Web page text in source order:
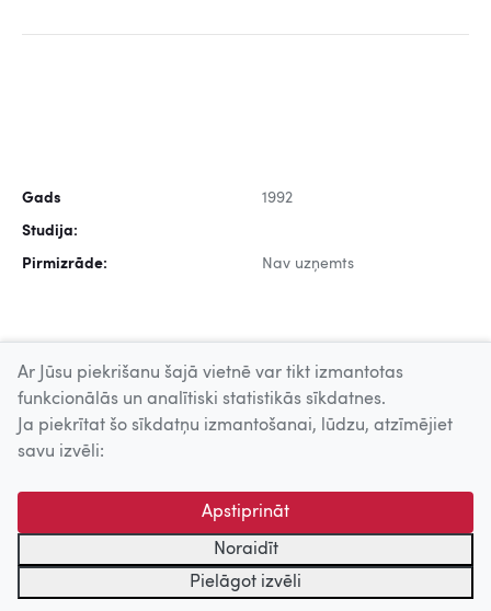
Gads 1992
Studija:
Pirmizrāde: Nav uzņemts
Uz augšu
© 2026 Nacionālais Kino centrs, Kultūras informācijas sistēmu
centrs. Sadarbības partneris: Latvijas Valsts
kinofotofonodokumentu arhīvs.
Ar Jūsu piekrišanu šajā vietnē var tikt izmantotas
funkcionālās un analītiski statistikās sīkdatnes.
Ja piekrītat šo sīkdatņu izmantošanai, lūdzu, atzīmējiet
savu izvēli:
Apstiprināt
Noraidīt
Pielāgot izvēli